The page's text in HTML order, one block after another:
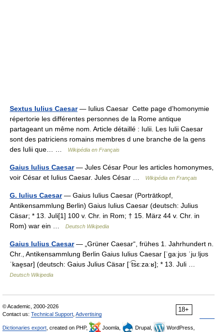
Sextus Iulius Caesar— Iulius Caesar Cette page d’homonymie
répertorie les différentes personnes de la Rome antique
partageant un même nom. Article détaillé : Iulii. Les Iulii Caesar
sont des patriciens romains membres d une branche de la gens
des Iulii que… …
Wikipédia en Français
Gaius Iulius Caesar— Jules César Pour les articles homonymes,
voir César et Iulius Caesar. Jules César …
Wikipédia en Français
G. Iulius Caesar— Gaius Iulius Caesar (Porträtkopf,
Antikensammlung Berlin) Gaius Iulius Caesar (deutsch: Julius
Cäsar; * 13. Juli[1] 100 v. Chr. in Rom; † 15. März 44 v. Chr. in
Rom) war ein …
Deutsch Wikipedia
Gaius Iulius Caesar— „Grüner Caesar“, frühes 1. Jahrhundert n.
Chr., Antikensammlung Berlin Gaius Iulius Caesar [ˈgaːjʊs ˈjuːljʊs
ˈkae̯sar] (deutsch: Gaius Julius Cäsar [ˈt͡sɛːzaːʁ]; * 13. Juli …
Deutsch Wikipedia
18+
© Academic, 2000-2026
Contact us: Technical Support Advertising
Dictionaries export , created on PHP, Joomla, Drupal,
WordPress,